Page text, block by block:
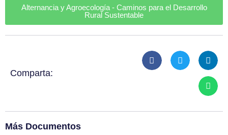
Alternancia y Agroecología - Caminos para el Desarrollo
Rural Sustentable
Comparta:
Más Documentos